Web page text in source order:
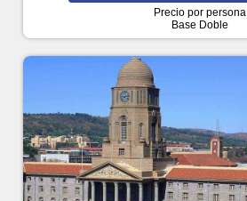
Precio por persona
Base Doble